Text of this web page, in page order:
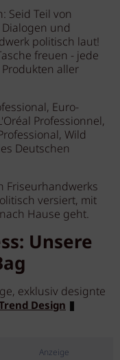
Seid Teil von
und
politisch laut!
freuen - jede
aller
Euro-
Professionnel,
Wild
Deutschen
Friseurhandwerks
versiert, mit
Hause geht.
Unsere
exklusiv designte
Design
Anzeige